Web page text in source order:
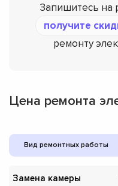
Запишитесь на
получите
ремонту
Цена ремонта
Вид ремонтных работы
Замена камеры